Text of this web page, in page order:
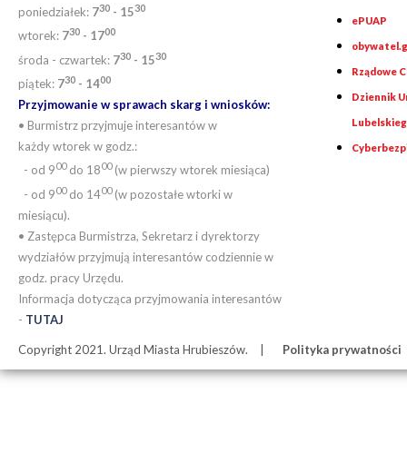
poniedziałek: 730 - 1530
wtorek: 730 - 1700
środa - czwartek: 730 - 1530
piątek: 730 - 1400
Przyjmowanie w sprawach skarg i wniosków:
• Burmistrz przyjmuje interesantów w
każdy wtorek w godz.:
- od 900do 1800(w pierwszy wtorek miesiąca)
- od 900do 1400(w pozostałe wtorki w
miesiącu).
• Zastępca Burmistrza, Sekretarz i dyrektorzy
wydziałów przyjmują interesantów codziennie w
godz. pracy Urzędu.
Informacja dotycząca przyjmowania interesantów
- TUTAJ
ePUAP
Rządowe
Dziennik
Copyright 2021. Urząd Miasta Hrubieszów. Polityka prywatności